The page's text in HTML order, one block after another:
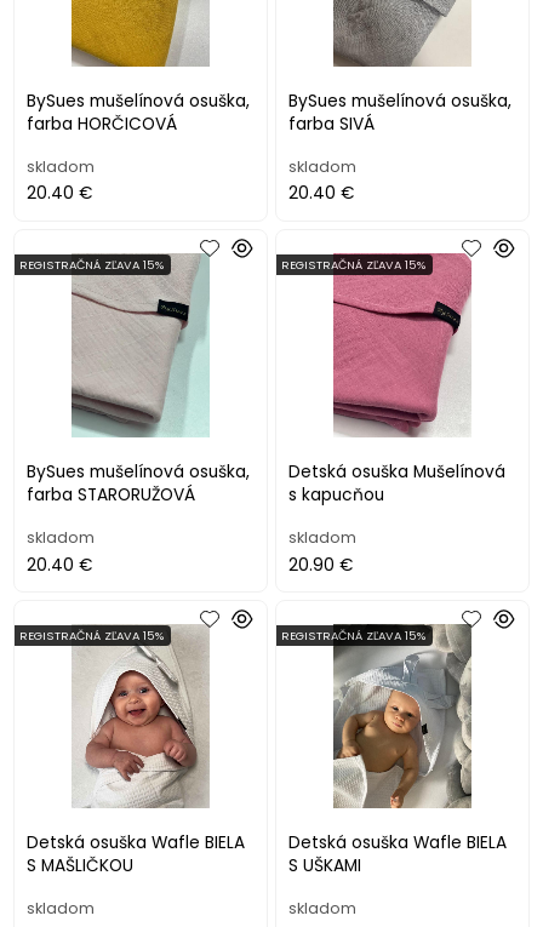
BySues mušelínová osuška,
farba HORČICOVÁ
skladom
20.40 €
BySues mušelínová osuška,
farba SIVÁ
skladom
20.40 €
BySues mušelínová osuška,
farba STARORUŽOVÁ
REGISTRAČNÁ ZĽAVA 15%
skladom
20.40 €
Detská osuška Mušelínová
s kapucňou
REGISTRAČNÁ ZĽAVA 15%
skladom
20.90 €
Detská osuška Wafle BIELA
S MAŠLIČKOU
REGISTRAČNÁ ZĽAVA 15%
skladom
Detská osuška Wafle BIELA
S UŠKAMI
REGISTRAČNÁ ZĽAVA 15%
skladom